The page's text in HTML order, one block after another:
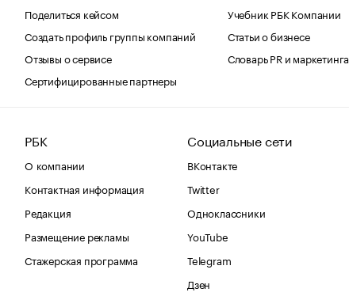
Поделиться кейсом
Создать профиль группы компаний
Отзывы о сервисе
Сертифицированные партнеры
Учебник РБК Компании
Статьи о бизнесе
Словарь PR и маркетинга
РБК
О компании
Контактная информация
Редакция
Размещение рекламы
Стажерская программа
Социальные сети
ВКонтакте
Twitter
Одноклассники
YouTube
Telegram
Дзен